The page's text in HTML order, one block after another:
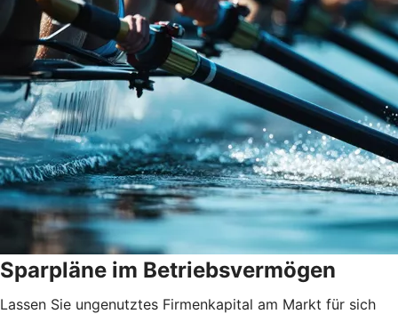
Sparpläne im Betriebsvermögen
Lassen Sie ungenutztes Firmenkapital am Markt für sich